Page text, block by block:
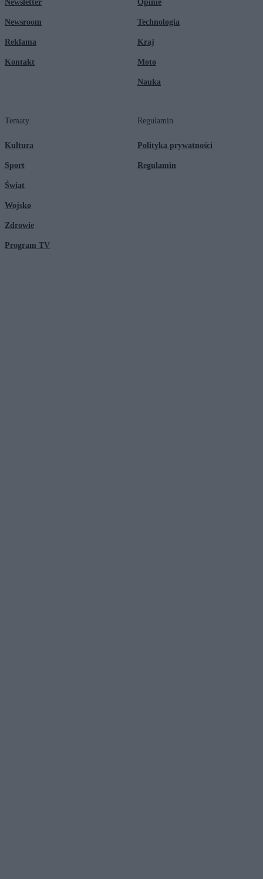
Newsletter
Newsroom
Reklama
Kontakt
Opinie
Technologia
Kraj
Moto
Nauka
Tematy
Kultura
Sport
Świat
Wojsko
Zdrowie
Program TV
Regulamin
Polityka prywatności
Regulamin